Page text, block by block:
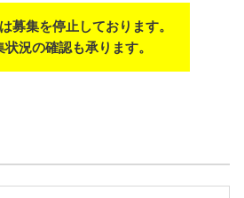
募集を停止しております。
況の確認も承ります。